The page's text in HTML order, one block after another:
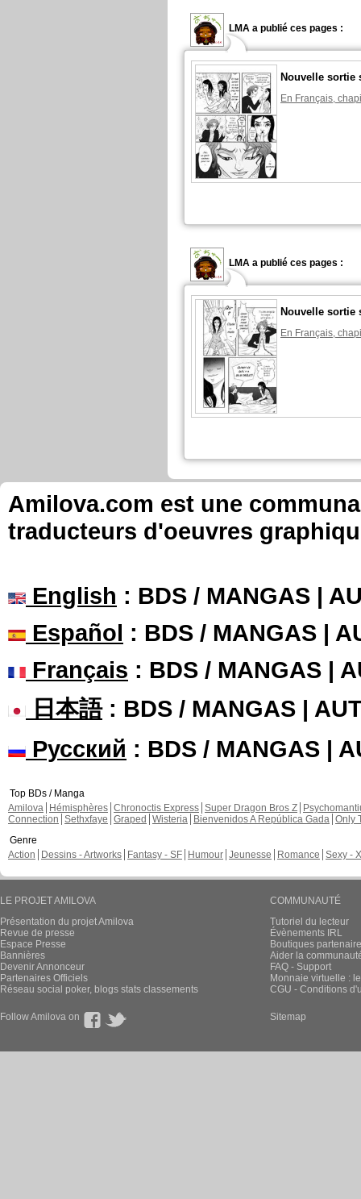
LMA a publié ces pages :
Nouvelle sortie
En Français,
LMA a publié ces pages :
Nouvelle sortie
En Français,
Amilova.com est une
traducteurs d'oeuvres
English : BDS / MANGAS |
Español : BDS / MANGAS |
Français : BDS / MANGAS |
日本語: BDS / MANGAS |
Русский : BDS / MANGAS |
Top BDs / Manga
Amilova
Hémisphères Chronoctis Express Super Dragon Bros Z
Connection Sethxfaye Graped Wisteria Bienvenidos A República Gada Only
Genre
Action
Dessins - Artworks Fantasy - SF Humour Jeunesse Romance Sexy -
LE PROJET AMILOVA
Présentation du projet Amilova
Revue de presse
Espace Presse
Bannières
Devenir Annonceur
Partenaires Officiels
Réseau social poker, blogs stats classements
COMMUNAUTÉ
Tutoriel du lecteur
Évènements IRL
Boutiques
Aider la
FAQ - Support
Monnaie virtuelle :
CGU - Conditions
Follow Amilova on Sitemap